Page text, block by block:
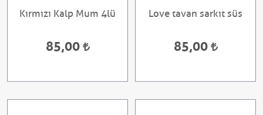
Kırmızı Kalp Mum 4lü
85,00
Love tavan sarkıt süs
85,00